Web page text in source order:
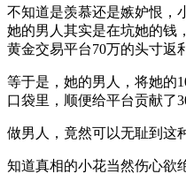
不知道是羡慕还是嫉妒恨，
她的男人其实是在坑她的钱
黄金交易平台70万的头寸返
等于是，她的男人，将她的
口袋里，顺便给平台贡献了
做男人，竟然可以无耻到这
知道真相的小花当然伤心欲